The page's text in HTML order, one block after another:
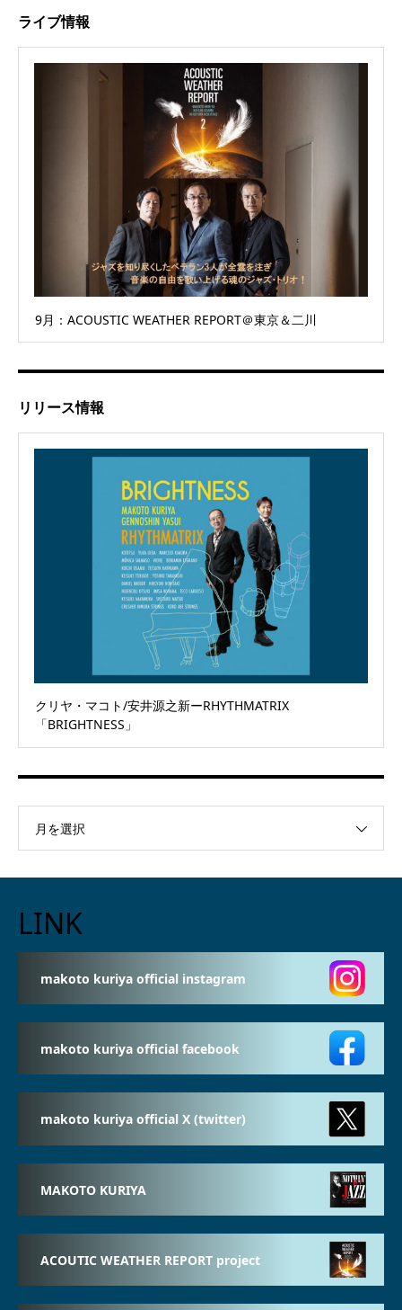
ライブ情報
9月：ACOUSTIC WEATHER REPORT＠東京＆二川
リリース情報
クリヤ・マコト/安井源之新ーRHYTHMATRIX
「BRIGHTNESS」
月を選択
LINK
makoto kuriya official instagram
makoto kuriya official facebook
makoto kuriya official X (twitter)
MAKOTO KURIYA
ACOUTIC WEATHER REPORT project